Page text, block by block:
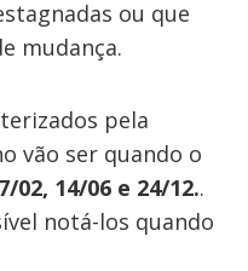
ou que
mudança.
pela
vão ser quando o
02, 14/06 e 24/12..
notá-los quando